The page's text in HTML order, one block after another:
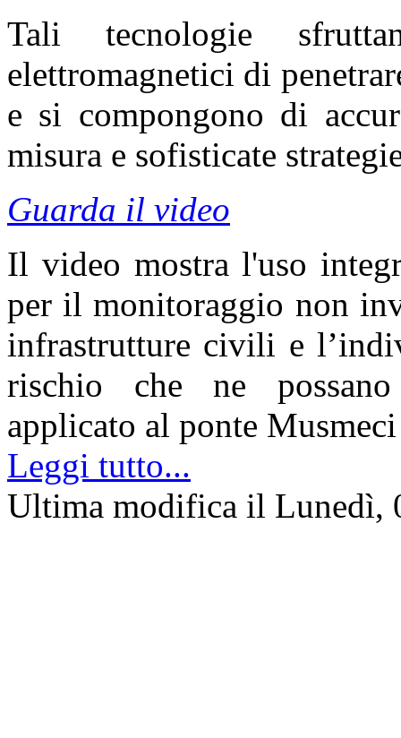
Tali tecnologie
elettromagnetici di
e si compongono di
misura e sofisticate
Guarda il video
Il video mostra l'uso
per il monitoraggio non
infrastrutture civili e
rischio che ne
applicato al ponte
Leggi tutto...
Ultima modifica il Lunedì,